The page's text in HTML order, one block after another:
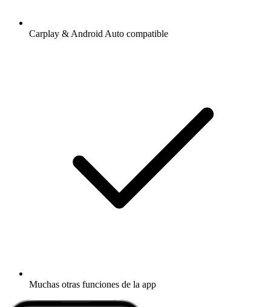
Carplay & Android Auto compatible
Muchas otras funciones de la app